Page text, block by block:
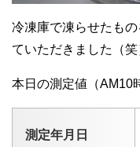
冷凍庫で凍らせたも
ていただきました（笑
本日の測定値（AM10
測定年月日